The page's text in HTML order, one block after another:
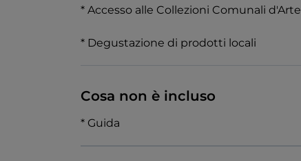
* Accesso alle Collezioni Comunali d'Arte
* Degustazione di prodotti locali
Cosa non è incluso
* Guida